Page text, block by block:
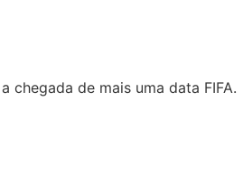
de mais uma data FIFA.